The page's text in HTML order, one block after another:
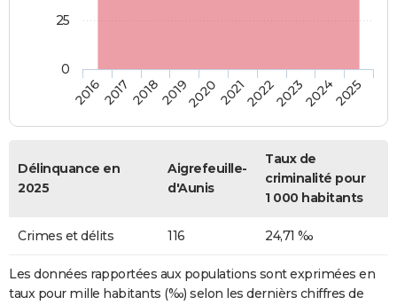
2016201720182019202020212022202320242025
0
25
Délinquance en
2025
Aigrefeuille-
d'Aunis
Taux de
criminalité pour
1 000 habitants
Crimes et délits 116 24,71 ‰
Les données rapportées aux populations sont exprimées en
taux pour mille habitants (‰) selon les dernièrs chiffres de